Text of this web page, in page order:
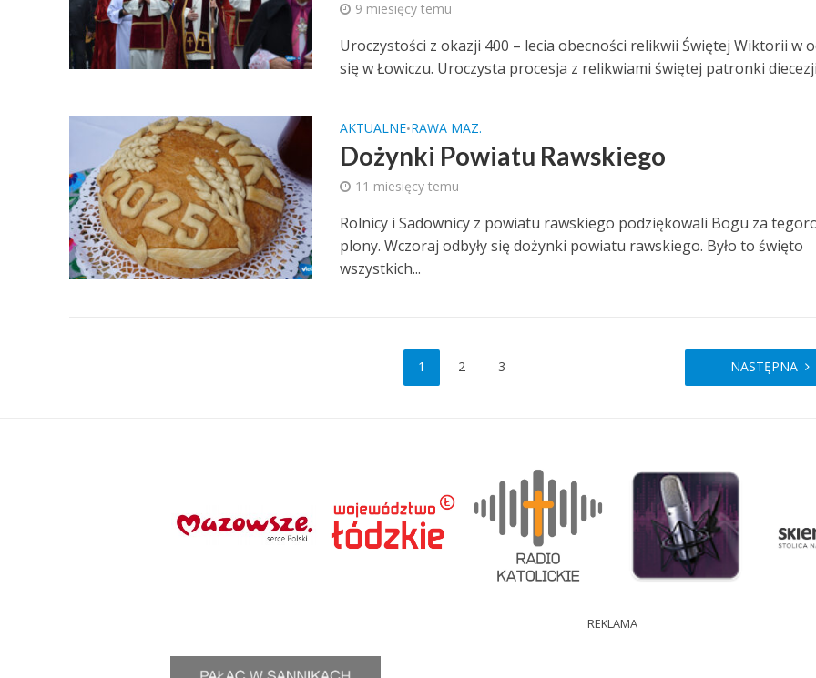
9 miesięcy temu
Uroczystości z okazji 400 – lecia obecności relikwii Świętej Wiktorii w
się w Łowiczu. Uroczysta procesja z relikwiami świętej patronki
AKTUALNE•RAWA MAZ.
Dożynki Powiatu Rawskiego
11 miesięcy temu
Rolnicy i Sadownicy z powiatu rawskiego podziękowali Bogu za
plony. Wczoraj odbyły się dożynki powiatu rawskiego. Było to święto
wszystkich...
1 2 3 NASTĘPNA
REKLAMA